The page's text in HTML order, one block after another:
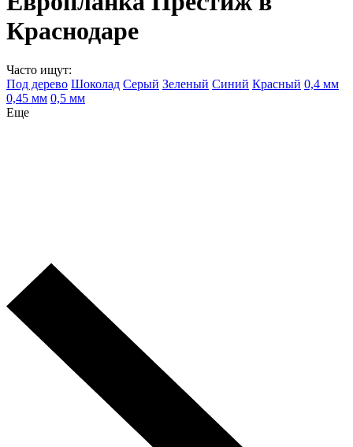
Краснодаре
Часто ищут:
Под дерево Шоколад Серый Зеленый Синий Красный 0,4 мм
0,45 мм 0,5 мм
Еще